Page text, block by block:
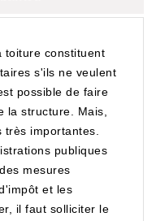
toiture constituent
s'ils ne veulent
possible de faire
la structure. Mais,
importantes.
publiques
mesures
et les
il faut solliciter le